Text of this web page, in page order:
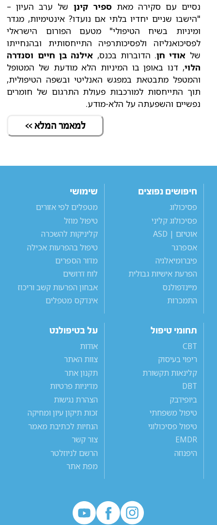
נסיים עם סקירה מאת ספיר קינן של ערב העיון –
"הישבו שניים יחדיו בלתי אם נועדו? אינטימיות, מגדר
ומיניות בשיח הטיפולי" מטעם הפורום הישראלי
לפסיכואנליזה ולפסיכותרפיה התייחסותית ובהנחייתו
של אודי חן. הדוברות בכנס, אילנה בן חיים וסנדרה
הלוי, דנו באופן בו המיניות הלא מודעת של המטופל
והמטפל מתבטאת במפגש האנליטי ובשפה הטיפולית,
תוך התייחסות למורכבות פעולת התרגום של חומרים
נפשיים והשפעתה על הלא-מודע.
למאמר המלא >>
חיפושים נפוצים
פסיכולוג
פסיכולוג קליני
אוטיזם | ASD
אספרגר
פיברומיאלגיה
הפרעת אישיות גבולית
מיינדפולנס
התמכרות
שימושי
מטפלים לפי אזורים
טיפול מוזל
קליניקות להשכרה
טיפול בהפרעות אכילה
מדור הספרים
לוח דרושים
אבחון הפרעות קשב וריכוז
אינדקס מטפלים
תחומי טיפול
CBT
ריפוי בעיסוק
קלינאות תקשורת
DBT
ביופידבק
טיפול משפחתי
טיפול פסיכולוגי
EMDR
היפנוזה
על בטיפולנט
אודות
צוות האתר
תקנון אתר
מדיניות פרטיות
הצהרת נגישות
זכות תיקון עיון ומחיקה
הנחיות לכתיבת מאמר
צור קשר
הרשם לניוזלטר
מפת אתר